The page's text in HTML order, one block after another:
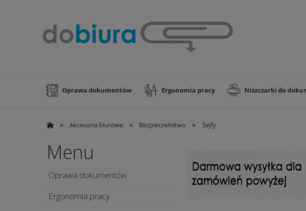
Oprawa dokumentów Ergonomia pracy Niszczarki do
Nowości
» Akcesoria biurowe » Bezpieczeństwo » Sejfy
Menu
Oprawa dokumentów
Ergonomia pracy